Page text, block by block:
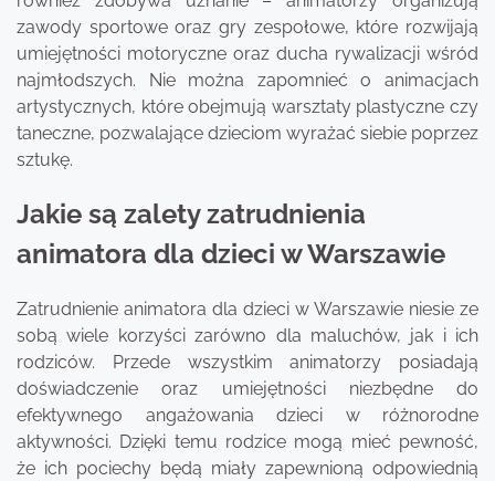
zawody sportowe oraz gry zespołowe, które rozwijają
umiejętności motoryczne oraz ducha rywalizacji wśród
najmłodszych. Nie można zapomnieć o animacjach
artystycznych, które obejmują warsztaty plastyczne czy
taneczne, pozwalające dzieciom wyrażać siebie poprzez
sztukę.
Jakie są zalety zatrudnienia
animatora dla dzieci w Warszawie
Zatrudnienie animatora dla dzieci w Warszawie niesie ze
sobą wiele korzyści zarówno dla maluchów, jak i ich
rodziców. Przede wszystkim animatorzy posiadają
doświadczenie oraz umiejętności niezbędne do
efektywnego angażowania dzieci w różnorodne
aktywności. Dzięki temu rodzice mogą mieć pewność,
że ich pociechy będą miały zapewnioną odpowiednią